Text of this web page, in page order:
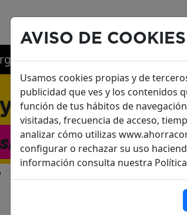
Móviles y más
Móvil!
AVISO DE COOKIES
Usamos cookies propias y de
publicidad que ves y los contenidos
función de tus hábitos de
visitadas, frecuencia de acceso,
analizar cómo utilizas
conﬁgurar o rechazar su uso
información consulta nuestra